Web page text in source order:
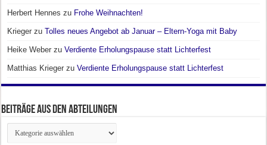
Herbert Hennes zu Frohe Weihnachten!
Krieger zuTolles neues Angebot ab Januar – Eltern-Yoga mit Baby
Heike Weber zuVerdiente Erholungspause statt Lichterfest
Matthias Krieger zuVerdiente Erholungspause statt Lichterfest
Beiträge aus den Abteilungen
Beiträge
aus